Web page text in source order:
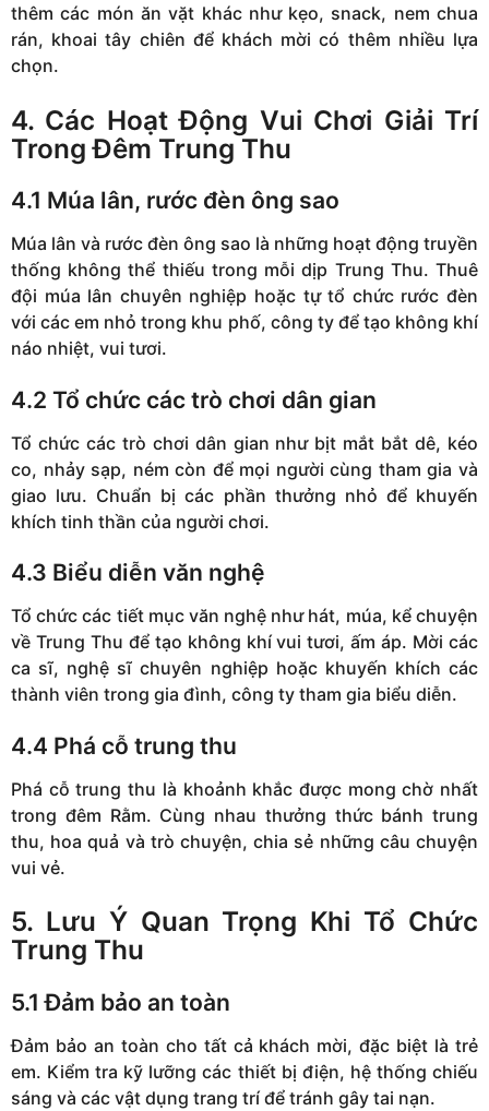
thêm các món ăn vặt khác như kẹo, snack, nem chua
rán, khoai tây chiên để khách mời có thêm nhiều lựa
chọn.
4. Các Hoạt Động Vui Chơi Giải Trí
Trong Đêm Trung Thu
4.1 Múa lân, rước đèn ông sao
Múa lân và rước đèn ông sao là những hoạt động truyền
thống không thể thiếu trong mỗi dịp Trung Thu. Thuê
đội múa lân chuyên nghiệp hoặc tự tổ chức rước đèn
với các em nhỏ trong khu phố, công ty để tạo không khí
náo nhiệt, vui tươi.
4.2 Tổ chức các trò chơi dân gian
Tổ chức các trò chơi dân gian như bịt mắt bắt dê, kéo
co, nhảy sạp, ném còn để mọi người cùng tham gia và
giao lưu. Chuẩn bị các phần thưởng nhỏ để khuyến
khích tinh thần của người chơi.
4.3 Biểu diễn văn nghệ
Tổ chức các tiết mục văn nghệ như hát, múa, kể chuyện
về Trung Thu để tạo không khí vui tươi, ấm áp. Mời các
ca sĩ, nghệ sĩ chuyên nghiệp hoặc khuyến khích các
thành viên trong gia đình, công ty tham gia biểu diễn.
4.4 Phá cỗ trung thu
Phá cỗ trung thu là khoảnh khắc được mong chờ nhất
trong đêm Rằm. Cùng nhau thưởng thức bánh trung
thu, hoa quả và trò chuyện, chia sẻ những câu chuyện
vui vẻ.
5. Lưu Ý Quan Trọng Khi Tổ Chức
Trung Thu
5.1 Đảm bảo an toàn
Đảm bảo an toàn cho tất cả khách mời, đặc biệt là trẻ
em. Kiểm tra kỹ lưỡng các thiết bị điện, hệ thống chiếu
sáng và các vật dụng trang trí để tránh gây tai nạn.